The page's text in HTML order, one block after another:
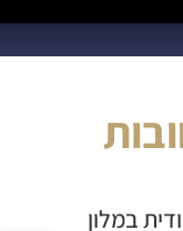
במלון